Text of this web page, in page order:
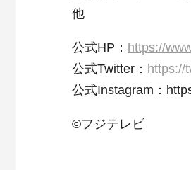
他
公式HP： https://
公式Twitter： https://
公式Instagram：
©フジテレビ